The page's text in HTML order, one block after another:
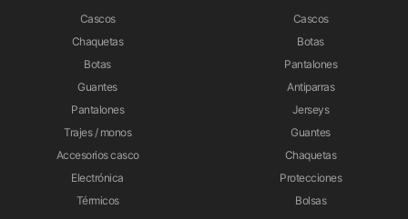
Cascos
Chaquetas
Botas
Guantes
Pantalones
Trajes / monos
Accesorios casco
Electrónica
Térmicos
Cascos
Botas
Pantalones
Antiparras
Jerseys
Guantes
Chaquetas
Protecciones
Bolsas